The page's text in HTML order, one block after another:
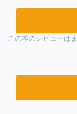
この本のレビューは